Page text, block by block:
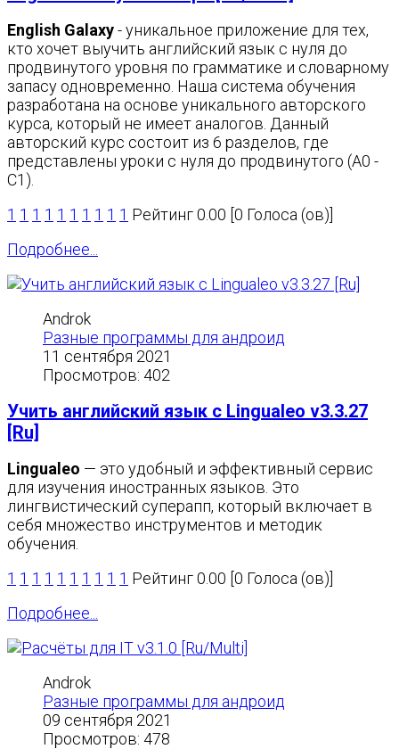
English Galaxy- уникальное приложение для тех,
кто хочет выучить английский язык с нуля до
продвинутого уровня по грамматике и словарному
запасу одновременно. Наша система обучения
разработана на основе уникального авторского
курса, который не имеет аналогов. Данный
авторский курс состоит из 6 разделов, где
представлены уроки с нуля до продвинутого (A0 -
C1).
1 1 1 1 1 1 1 1 1 1 Рейтинг 0.00 [0 Голоса (ов)]
Подробнее...
Androk
Разные программы для андроид
11 сентября 2021
Просмотров: 402
Учить английский язык с Lingualeo v3.3.27
[Ru]
Lingualeo — это удобный и эффективный сервис
для изучения иностранных языков. Это
лингвистический суперапп, который включает в
себя множество инструментов и методик
обучения.
1 1 1 1 1 1 1 1 1 1 Рейтинг 0.00 [0 Голоса (ов)]
Подробнее...
Androk
Разные программы для андроид
09 сентября 2021
Просмотров: 478